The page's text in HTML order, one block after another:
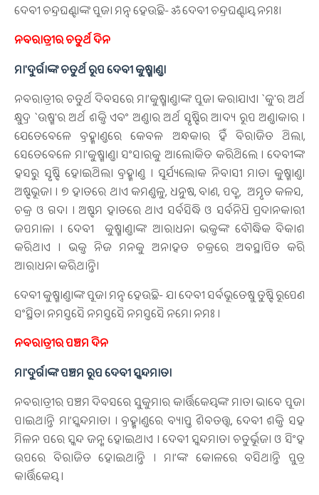
ଦେବୀ ଚନ୍ଦ୍ରଘଣ୍ଟାଙ୍କ ପୂଜା ମନ୍ତ୍ର ହେଉଛି- ॐ ଦେବୀ ଚନ୍ଦ୍ରଘଣ୍ଟାୟ ନମଃ।
ନବରାତ୍ରୀର ଚତୁର୍ଥ ଦିନ
ମା'ଦୁର୍ଗାଙ୍କ ଚତୁର୍ଥ ରୂପ ଦେବୀ କୁଷ୍ମାଣ୍ଡା
ନବରାତ୍ରୀର ଚତୁର୍ଥ ଦିବସରେ ମା’କୁଷ୍ମାଣ୍ଡାଙ୍କ ପୂଜା କରାଯାଏ। `କୁ'ର ଅର୍ଥ
କ୍ଷୁଦ୍ର `ଉଷ୍ମ'ର ଅର୍ଥ ଶକ୍ତି ଏବଂ ଅଣ୍ଡାର ଅର୍ଥ ସୃଷ୍ଟିର ଆଦ୍ୟ ରୂପ ଅଣ୍ଡାକାର ।
ଯେତେବେଳେ ବ୍ରହ୍ମାଣ୍ଡରେ କେବଳ ଅନ୍ଧକାର ହିଁ ବିରାଜିତ ଥିଲା,
ସେତେବେଳେ ମା'କୁଷ୍ମାଣ୍ଡା ସଂସାରକୁ ଆଲୋକିତ କରିଥିଲେ । ଦେବୀଙ୍କ
ହସରୁ ସୃଷ୍ଟି ହୋଇଥିଲା ବ୍ରହ୍ମାଣ୍ଡ । ସୂର୍ଯ୍ୟଲୋକ ନିବାସୀ ମାତା କୁଷ୍ମାଣ୍ଡା
ଅଷ୍ଟଭୂଜା । ୭ ହାତରେ ଥାଏ କମଣ୍ଡଳୁ, ଧନୁଷ, ବାଣ, ପଦ୍ମ, ଅମୃତ କଳସ,
ଚକ୍ର ଓ ଗଦା । ଅଷ୍ଟମ ହାତରେ ଥାଏ ସର୍ବସିଦ୍ଧି ଓ ସର୍ବନିଧି ପ୍ରଦାନକାରୀ
ଜପମାଳା । ଦେବୀ କୁଷ୍ମାଣ୍ଡାଙ୍କ ଆରାଧନା ଭକ୍ତଙ୍କ ବୌଦ୍ଧିକ ବିକାଶ
କରିଥାଏ । ଭକ୍ତ ନିଜ ମନକୁ ଅନାହତ ଚକ୍ରରେ ଅବସ୍ଥାପିତ କରି
ଆରାଧନା କରିଥାନ୍ତି।
ଦେବୀ କୁଷ୍ମାଣ୍ଡାଙ୍କ ପୂଜା ମନ୍ତ୍ର ହେଉଛି- ଯା ଦେବୀ ସର୍ବଭୂତେଷୁ ତୁଷ୍ଟି ରୂପେଣ
ସଂସ୍ଥିତା ନମସ୍ତସୈ ନମସ୍ତସୈ ନମସ୍ତସୈ ନମୋ ନମଃ ।
ନବରାତ୍ରୀର ପଞ୍ଚମ ଦିନ
ମା'ଦୁର୍ଗାଙ୍କ ପଞ୍ଚମ ରୂପ ଦେବୀ ସ୍କନ୍ଦମାତା
ନବରାତ୍ରୀର ପଞ୍ଚମ ଦିବସରେ ସୁକୁମାର କାର୍ତ୍ତିକେୟଙ୍କ ମାତା ଭାବେ ପୂଜା
ପାଇଥାନ୍ତି ମା’ସ୍କନ୍ଦମାତା । ବ୍ରହ୍ମାଣ୍ଡରେ ବ୍ୟାପ୍ତ ଶିବତତ୍ତ୍ବ, ଦେବୀ ଶକ୍ତି ସହ
ମିଳନ ପରେ ସ୍କନ୍ଦ ଜନ୍ମ ହୋଇଥାଏ । ଦେବୀ ସ୍କନ୍ଦମାତା ଚତୁର୍ଭୂଜା ଓ ସିଂହ
ଉପରେ ବିରାଜିତ ହୋଇଥାନ୍ତି । ମା’ଙ୍କ କୋଳରେ ବସିଥାନ୍ତି ପୁତ୍ର
କାର୍ତ୍ତିକେୟ ।